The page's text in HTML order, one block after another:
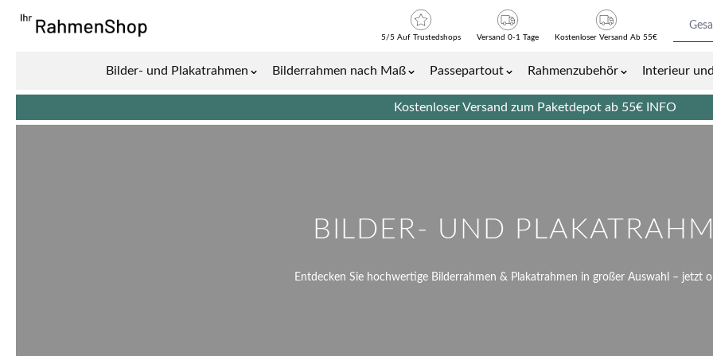
Bilder- und Plakatrahmen
Bilderrahmen nach Maß
Passepartout
Rahmenzubehör
Interieur
5/5 Auf Trustedshops Versand 0-1 Tage Kostenloser Versand Ab 55€
Kostenloser Versand zum Paketdepot ab 55€ INFO
BILDER- UND
Entdecken Sie hochwertige Bilderrahmen & Plakatrahmen in großer Auswahl – jetzt